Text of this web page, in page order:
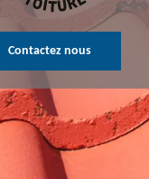
Contactez nous